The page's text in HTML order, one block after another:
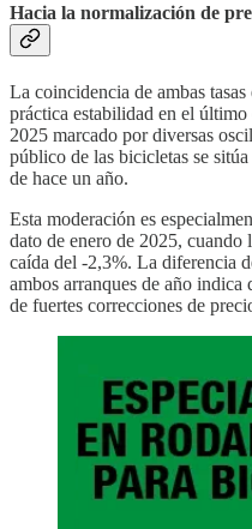
Hacia la normalización de
La coincidencia de ambas
práctica estabilidad en el
2025 marcado por diversas
público de las bicicletas se
de hace un año.
Esta moderación es
dato de enero de 2025, cuando
caída del -2,3%. La diferencia
ambos arranques de año indica
de fuertes correcciones de